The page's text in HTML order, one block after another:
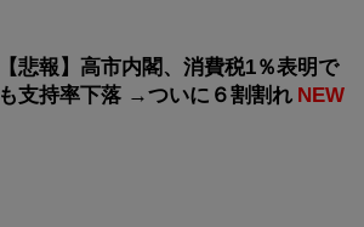
【悲報】高市内閣、消費税1％表明で
も支持率下落 →ついに６割割れ NEW